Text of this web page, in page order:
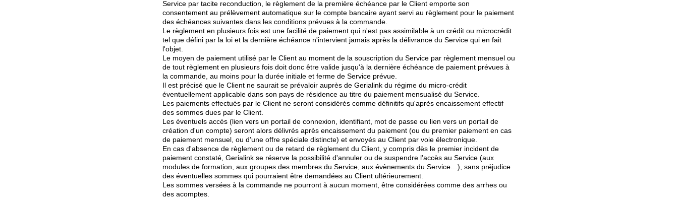
Service par tacite reconduction, le règlement de la première échéance par le Client emporte son
consentement au prélèvement automatique sur le compte bancaire ayant servi au règlement pour le paiement
des échéances suivantes dans les conditions prévues à la commande.
Le règlement en plusieurs fois est une facilité de paiement qui n'est pas assimilable à un crédit ou microcrédit
tel que défini par la loi et la dernière échéance n'intervient jamais après la délivrance du Service qui en fait
l'objet.
Le moyen de paiement utilisé par le Client au moment de la souscription du Service par règlement mensuel ou
de tout règlement en plusieurs fois doit donc être valide jusqu'à la dernière échéance de paiement prévues à
la commande, au moins pour la durée initiale et ferme de Service prévue.
Il est précisé que le Client ne saurait se prévaloir auprès de Gerialink du régime du micro-crédit
éventuellement applicable dans son pays de résidence au titre du paiement mensualisé du Service.
Les paiements effectués par le Client ne seront considérés comme définitifs qu'après encaissement effectif
des sommes dues par le Client.
Les éventuels accès (lien vers un portail de connexion, identifiant, mot de passe ou lien vers un portail de
création d'un compte) seront alors délivrés après encaissement du paiement (ou du premier paiement en cas
de paiement mensuel, ou d'une offre spéciale distincte) et envoyés au Client par voie électronique.
En cas d'absence de règlement ou de retard de règlement du Client, y compris dès le premier incident de
paiement constaté, Gerialink se réserve la possibilité d'annuler ou de suspendre l'accès au Service (aux
modules de formation, aux groupes des membres du Service, aux évènements du Service…), sans préjudice
des éventuelles sommes qui pourraient être demandées au Client ultérieurement.
Les sommes versées à la commande ne pourront à aucun moment, être considérées comme des arrhes ou
des acomptes.